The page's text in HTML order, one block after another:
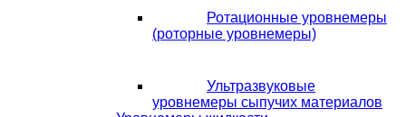
Ротационные уровнемеры
(роторные уровнемеры)
Ультразвуковые
уровнемеры сыпучих материалов